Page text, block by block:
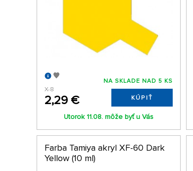
X-8
2,29 €
NA SKLADE NAD 5 KS
KÚPIŤ
Utorok 11.08. môže byť u Vás
Farba Tamiya akryl XF-60 Dark
Yellow (10 ml)